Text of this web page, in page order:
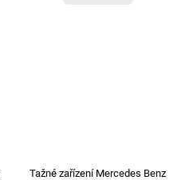
Tažné zařízení Mercedes Benz